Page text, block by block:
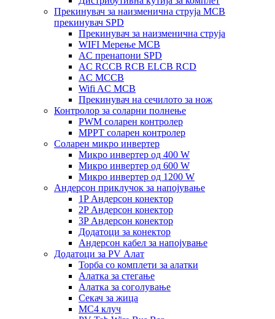
Прекинувач за наизменична струја MCB
прекинувач SPD
Прекинувач за наизменична струја
WIFI Мерење MCB
AC пренапони SPD
AC RCCB RCB ELCB RCD
AC MCCB
Wifi AC MCB
Прекинувач на сечилото за нож
Контролор за соларни полнење
PWM соларен контролер
MPPT соларен контролер
Соларен микро инвертер
Микро инвертер од 400 W
Микро инвертер од 600 W
Микро инвертер од 1200 W
Андерсон приклучок за напојување
1P Андерсон конектор
2P Андерсон конектор
3P Андерсон конектор
Додатоци за конектор
Андерсон кабел за напојување
Додатоци за PV Алат
Торба со комплети за алатки
Алатка за стегање
Алатка за соголување
Секач за жица
MC4 клуч